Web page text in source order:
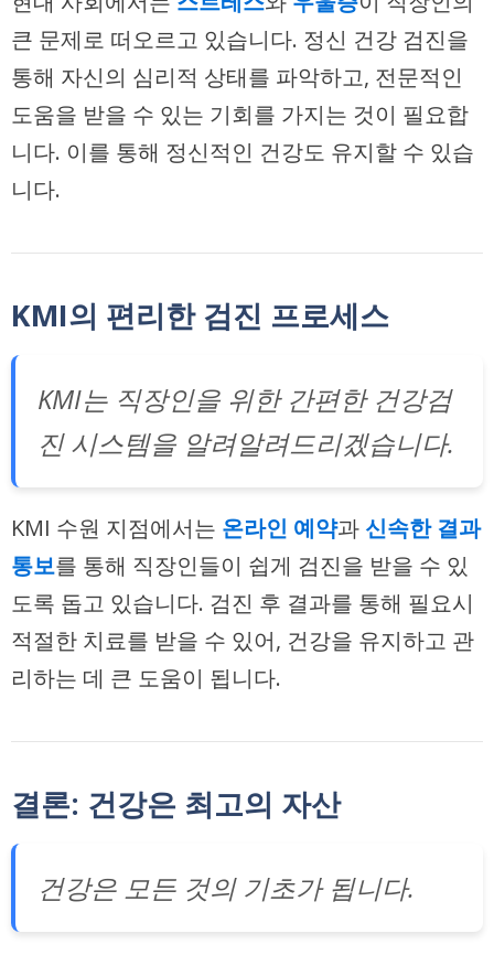
큰 문제로 떠오르고 있습니다. 정신 건강 검진을
통해 자신의 심리적 상태를 파악하고, 전문적인
도움을 받을 수 있는 기회를 가지는 것이 필요합
니다. 이를 통해 정신적인 건강도 유지할 수 있습
니다.
KMI의 편리한 검진 프로세스
KMI는 직장인을 위한 간편한 건강검
진 시스템을 알려알려드리겠습니다.
KMI 수원 지점에서는 온라인 예약과 신속한 결과
통보를 통해 직장인들이 쉽게 검진을 받을 수 있
도록 돕고 있습니다. 검진 후 결과를 통해 필요시
적절한 치료를 받을 수 있어, 건강을 유지하고 관
리하는 데 큰 도움이 됩니다.
결론: 건강은 최고의 자산
건강은 모든 것의 기초가 됩니다.